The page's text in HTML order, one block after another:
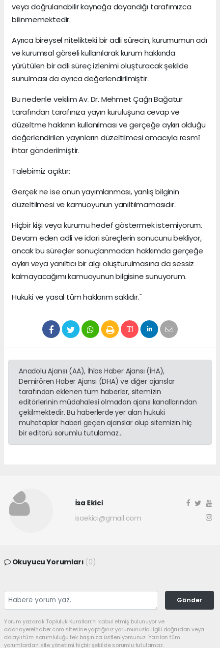
veya doğrulanabilir kaynağa dayandığı tarafımızca
bilinmemektedir.
Ayrıca bireysel nitelikteki bir adli sürecin, kurumumun adı
ve kurumsal görseli kullanılarak kurum hakkında
yürütülen bir adli süreç izlenimi oluşturacak şekilde
sunulması da ayrıca değerlendirilmiştir.
Bu nedenle vekilim Av. Dr. Mehmet Çağrı Bağatur
tarafından tarafınıza yayın kuruluşuna cevap ve
düzeltme hakkının kullanılması ve gerçeğe aykırı olduğu
değerlendirilen yayınların düzeltilmesi amacıyla resmî
ihtar gönderilmiştir.
Talebimiz açıktır:
Gerçek ne ise onun yayımlanması, yanlış bilginin
düzeltilmesi ve kamuoyunun yanıltılmamasıdır.
Hiçbir kişi veya kurumu hedef göstermek istemiyorum.
Devam eden adli ve idari süreçlerin sonucunu bekliyor,
ancak bu süreçler sonuçlanmadan hakkımda gerçeğe
aykırı veya yanıltıcı bir algı oluşturulmasına da sessiz
kalmayacağımı kamuoyunun bilgisine sunuyorum.
Hukuki ve yasal tüm haklarım saklıdır."
Anadolu Ajansı (AA), İhlas Haber Ajansı (İHA),
Demirören Haber Ajansı (DHA) ve diğer ajanslar
tarafından eklenen tüm haberler, sitemizin
editörlerinin müdahalesi olmadan ajans kanallarından
çekilmektedir. Bu haberlerde yer alan hukuki
muhataplar haberi geçen ajanslar olup sitemizin hiç
bir editörü sorumlu tutulamaz...
İsa Ekici
isaekici@gmail.com
Okuyucu Yorumları (0)
Gönder
Yorum yazarak Topluluk Kuralları’nı kabul etmiş bulunuyor ve
adanayerelhaber.com sitesine yaptığınız yorumunuzla ilgili doğrudan veya
dolaylı tüm sorumluluğu tek başınıza üstleniyorsunuz. Yazılan tüm
yorumlardan site yönetimi hiçbir şekilde sorumlu tutulamaz.